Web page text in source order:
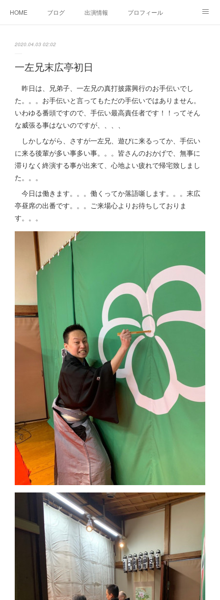
HOME ブログ 出演情報 プロフィール
2020.04.03 02:02
一左兄末広亭初日
昨日は、兄弟子、一左兄の真打披露興行のお手伝いでし
た。。。お手伝いと言ってもただの手伝いではありません。
いわゆる番頭ですので、手伝い最高責任者です！！ってそん
な威張る事はないのですが、、、、
しかしながら、さすが一左兄、遊びに来るってか、手伝い
に来る後輩が多い事多い事。。。皆さんのおかげで、無事に
滞りなく終演する事が出来て、心地よい疲れで帰宅致しまし
た。。。
今日は働きます。。。働くってか落語噺します。。。末広
亭昼席の出番です。。。ご来場心よりお待ちしておりま
す。。。